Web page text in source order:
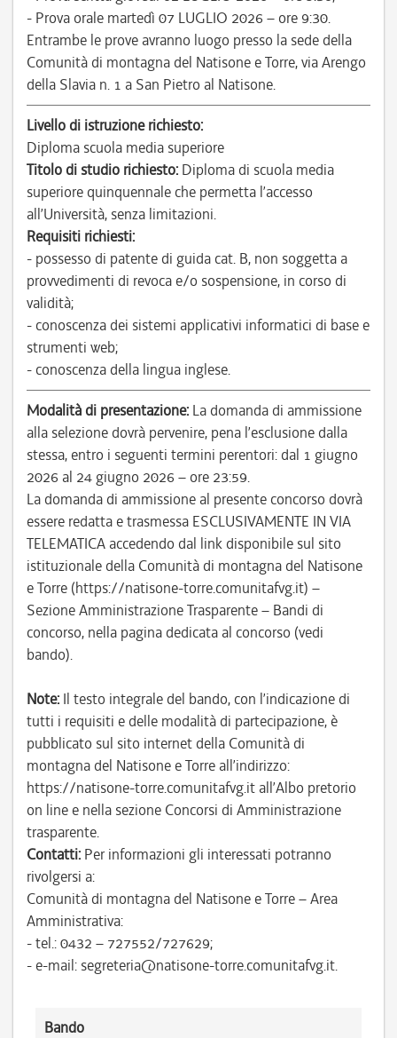
- Prova orale martedì 07 LUGLIO 2026 – ore 9:30.
Entrambe le prove avranno luogo presso la sede della
Comunità di montagna del Natisone e Torre, via Arengo
della Slavia n. 1 a San Pietro al Natisone.
Livello di istruzione richiesto:
Diploma scuola media superiore
Titolo di studio richiesto: Diploma di scuola media
superiore quinquennale che permetta l’accesso
all’Università, senza limitazioni.
Requisiti richiesti:
- possesso di patente di guida cat. B, non soggetta a
provvedimenti di revoca e/o sospensione, in corso di
validità;
- conoscenza dei sistemi applicativi informatici di base e
strumenti web;
- conoscenza della lingua inglese.
Modalità di presentazione: La domanda di ammissione
alla selezione dovrà pervenire, pena l’esclusione dalla
stessa, entro i seguenti termini perentori: dal 1 giugno
2026 al 24 giugno 2026 – ore 23:59.
La domanda di ammissione al presente concorso dovrà
essere redatta e trasmessa ESCLUSIVAMENTE IN VIA
TELEMATICA accedendo dal link disponibile sul sito
istituzionale della Comunità di montagna del Natisone
e Torre (https://natisone-torre.comunitafvg.it) –
Sezione Amministrazione Trasparente – Bandi di
concorso, nella pagina dedicata al concorso (vedi
bando).
Note: Il testo integrale del bando, con l’indicazione di
tutti i requisiti e delle modalità di partecipazione, è
pubblicato sul sito internet della Comunità di
montagna del Natisone e Torre all’indirizzo:
https://natisone-torre.comunitafvg.it all’Albo pretorio
on line e nella sezione Concorsi di Amministrazione
trasparente.
Contatti: Per informazioni gli interessati potranno
rivolgersi a:
Comunità di montagna del Natisone e Torre – Area
Amministrativa:
- tel.: 0432 – 727552/727629;
- e-mail: segreteria@natisone-torre.comunitafvg.it.
Bando